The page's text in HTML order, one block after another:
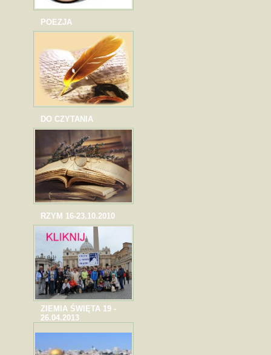
POEZJA
DO CZYTANIA
RZYM 16-23.10.2010
ZIEMIA ŚWIĘTA 19 -
26.04.2013